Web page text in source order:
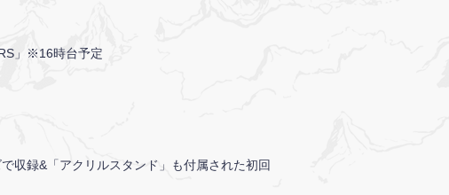
」※16時台予定
収録&「アクリルスタンド」も付属された初回